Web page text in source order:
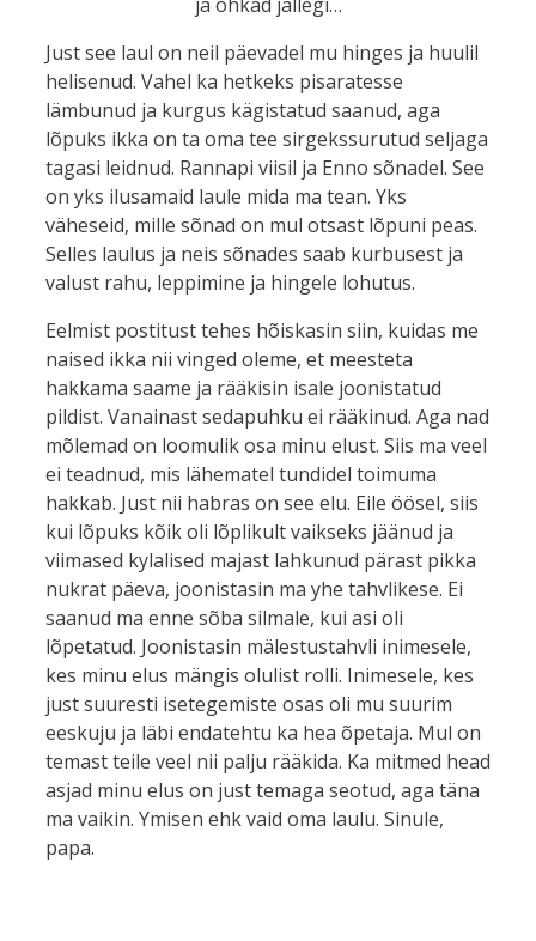
Just see laul on neil päevadel mu hinges ja huulil
helisenud. Vahel ka hetkeks pisaratesse
lämbunud ja kurgus kägistatud saanud, aga
lõpuks ikka on ta oma tee sirgekssurutud seljaga
tagasi leidnud. Rannapi viisil ja Enno sõnadel. See
on yks ilusamaid laule mida ma tean. Yks
väheseid, mille sõnad on mul otsast lõpuni peas.
Selles laulus ja neis sõnades saab kurbusest ja
valust rahu, leppimine ja hingele lohutus.
Eelmist postitust tehes hõiskasin siin, kuidas me
naised ikka nii vinged oleme, et meesteta
hakkama saame ja rääkisin isale joonistatud
pildist. Vanainast sedapuhku ei rääkinud. Aga nad
mõlemad on loomulik osa minu elust. Siis ma veel
ei teadnud, mis lähematel tundidel toimuma
hakkab. Just nii habras on see elu. Eile öösel, siis
kui lõpuks kõik oli lõplikult vaikseks jäänud ja
viimased kylalised majast lahkunud pärast pikka
nukrat päeva, joonistasin ma yhe tahvlikese. Ei
saanud ma enne sõba silmale, kui asi oli
lõpetatud. Joonistasin mälestustahvli inimesele,
kes minu elus mängis olulist rolli. Inimesele, kes
just suuresti isetegemiste osas oli mu suurim
eeskuju ja läbi endatehtu ka hea õpetaja. Mul on
temast teile veel nii palju rääkida. Ka mitmed head
asjad minu elus on just temaga seotud, aga täna
ma vaikin. Ymisen ehk vaid oma laulu. Sinule,
papa.